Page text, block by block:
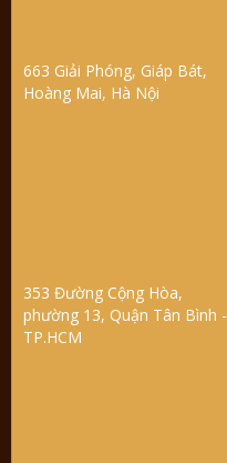
663 Giải Phóng, Giáp Bát,
Hoàng Mai, Hà Nội
353 Đường Cộng Hòa,
phường 13, Quận Tân Bình -
TP.HCM